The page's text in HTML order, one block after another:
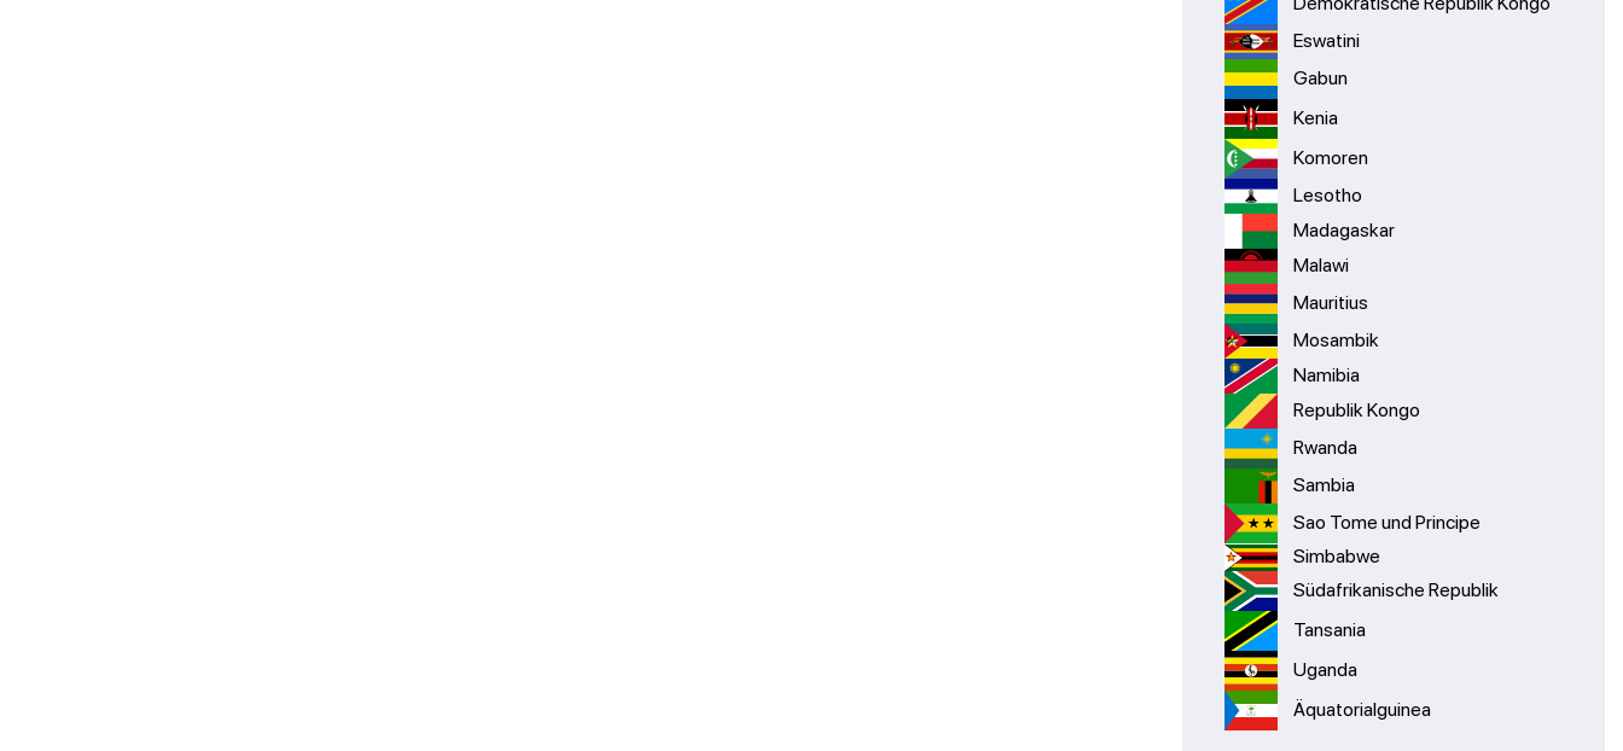
Eswatini
Gabun
Kenia
Komoren
Lesotho
Madagaskar
Malawi
Mauritius
Mosambik
Namibia
Republik Kongo
Rwanda
Sambia
Sao Tome und Principe
Simbabwe
Südafrikanische Republik
Tansania
Uganda
Äquatorialguinea